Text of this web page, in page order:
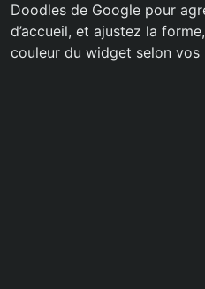
Doodles de Google pour
d’accueil, et ajustez la
couleur du widget selon vos